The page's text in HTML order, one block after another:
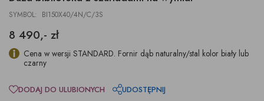
SYMBOL: BI150X40/4N/C/3S
8 490,- zł
Cena w wersji STANDARD. Fornir dąb naturalny/stal kolor biały lub
czarny
DODAJ DO ULUBIONYCH UDOSTĘPNIJ